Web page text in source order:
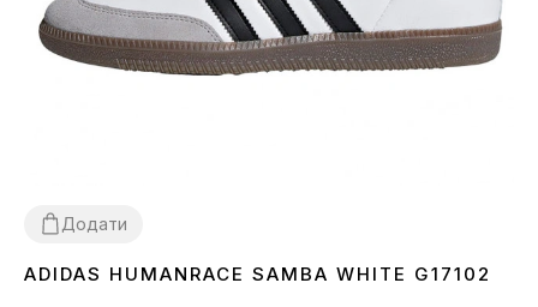
Додати
36 3738 39 404142434445
ADIDAS HUMANRACE SAMBA WHITE G17102